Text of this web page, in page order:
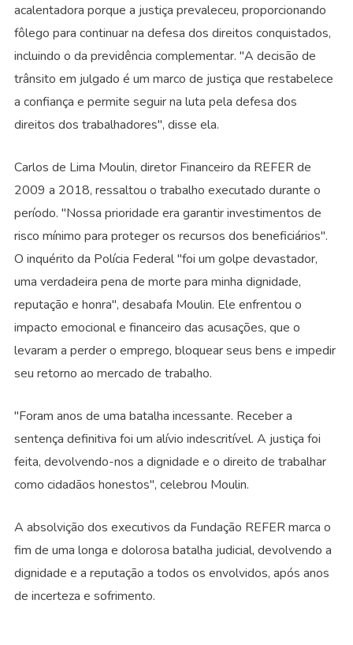
acalentadora porque a justiça prevaleceu, proporcionando
fôlego para continuar na defesa dos direitos conquistados,
incluindo o da previdência complementar. "A decisão de
trânsito em julgado é um marco de justiça que restabelece
a confiança e permite seguir na luta pela defesa dos
direitos dos trabalhadores", disse ela.
Carlos de Lima Moulin, diretor Financeiro da REFER de
2009 a 2018, ressaltou o trabalho executado durante o
período. "Nossa prioridade era garantir investimentos de
risco mínimo para proteger os recursos dos beneficiários".
O inquérito da Polícia Federal "foi um golpe devastador,
uma verdadeira pena de morte para minha dignidade,
reputação e honra", desabafa Moulin. Ele enfrentou o
impacto emocional e financeiro das acusações, que o
levaram a perder o emprego, bloquear seus bens e impedir
seu retorno ao mercado de trabalho.
"Foram anos de uma batalha incessante. Receber a
sentença definitiva foi um alívio indescritível. A justiça foi
feita, devolvendo-nos a dignidade e o direito de trabalhar
como cidadãos honestos", celebrou Moulin.
A absolvição dos executivos da Fundação REFER marca o
fim de uma longa e dolorosa batalha judicial, devolvendo a
dignidade e a reputação a todos os envolvidos, após anos
de incerteza e sofrimento.